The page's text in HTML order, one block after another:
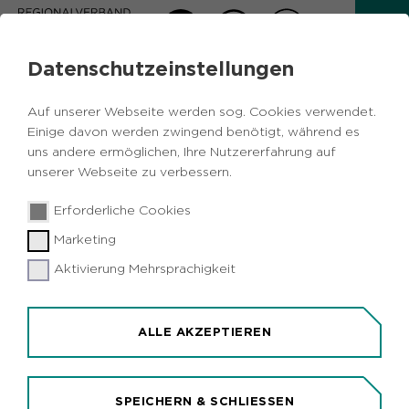
Datenschutzeinstellungen
Auf unserer Webseite werden sog. Cookies verwendet.
Einige davon werden zwingend benötigt, während es
uns andere ermöglichen, Ihre Nutzererfahrung auf
unserer Webseite zu verbessern.
Erforderliche Cookies
Marketing
Aktivierung Mehrsprachigkeit
ALLE AKZEPTIEREN
SPEICHERN & SCHLIESSEN
TIPPS FÜR DEN
WALDBESUCH
Wildtiere und Bodenbrüter bereiten sich
derzeit auf ihren Nachwuchs vor.
Waldbesuchende und Hunde können in dieser
Försterin und Revierleiterin am Forsthof
Hohe Mark von RVR Ruhr Grün. Ihr Wissen
über den Wald möchte sie auf anschauliche
Weise mit der interessierten Bevölkerung